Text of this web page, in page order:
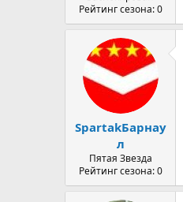
Рейтинг сезона: 0
SpartakБарнау
л
Пятая Звезда
Рейтинг сезона: 0